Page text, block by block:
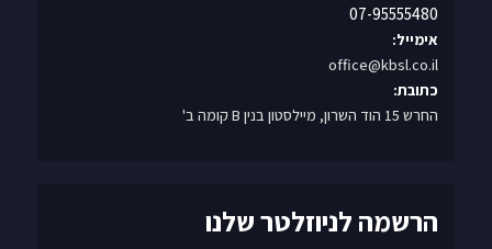
07-95555480
אימייל:
office@kbsl.co.il
כתובת:
החרש 15 הוד השרון, מיילסטון בנין B קומה ב'
הרשמה לניוזלטר שלנו